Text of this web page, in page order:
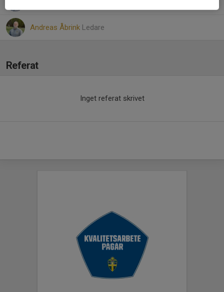
Andreas Åbrink Ledare
Referat
Inget referat skrivet